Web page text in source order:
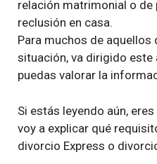
relación matrimonial o de
reclusión en casa.
Para muchos de
situación, va dirigido este
puedas valorar la
Si estás leyendo aún,
voy a explicar qué
divorcio Express o